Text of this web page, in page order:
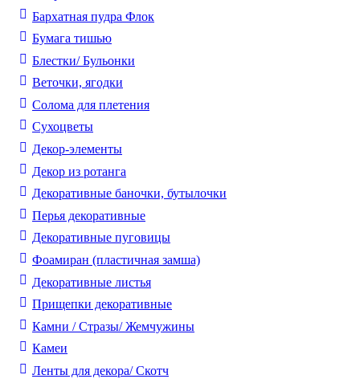
Бархатная пудра Флок
Бумага тишью
Блестки/ Бульонки
Веточки, ягодки
Солома для плетения
Cухоцветы
Декор-элементы
Декор из ротанга
Декоративные баночки, бутылочки
Перья декоративные
Декоративные пуговицы
Фоамиран (пластичная замша)
Декоративные листья
Прищепки декоративные
Камни / Cтразы/ Жемчужины
Камеи
Ленты для декора/ Скотч